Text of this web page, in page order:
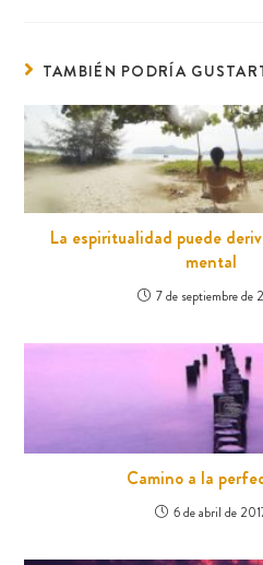
TAMBIÉN PODRÍA
La espiritualidad puede
mental
7 de septiembre de
Camino a la
6 de abril de